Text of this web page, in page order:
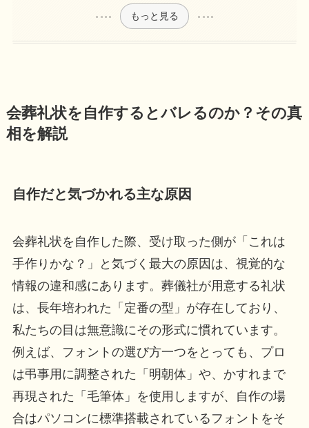
もっと見る
会葬礼状を自作するとバレるのか？その真
相を解説
自作だと気づかれる主な原因
会葬礼状を自作した際、受け取った側が「これは
手作りかな？」と気づく最大の原因は、視覚的な
情報の違和感にあります。葬儀社が用意する礼状
は、長年培われた「定番の型」が存在しており、
私たちの目は無意識にその形式に慣れています。
例えば、フォントの選び方一つをとっても、プロ
は弔事用に調整された「明朝体」や、かすれまで
再現された「毛筆体」を使用しますが、自作の場
合はパソコンに標準搭載されているフォントをそ